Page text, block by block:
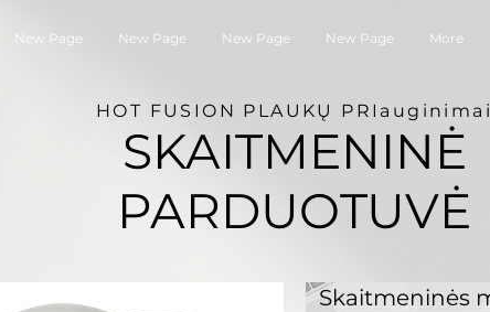
New Page New Page New Page New Page More
HOT FUSION PLAUKŲ PRIauginimai
SKAITMENINĖ
PARDUOTUVĖ